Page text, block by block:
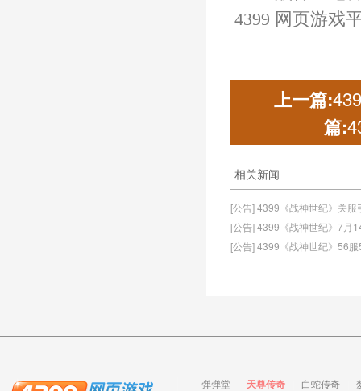
4399 网页游戏
上一篇:
篇:
相关新闻
[公告] 4399《战神世纪》关服
[公告] 4399《战神世纪》7月
[公告] 4399《战神世纪》56
弹弹堂 天尊传奇 白蛇传奇